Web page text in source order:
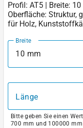
Profil: AT5 | Breite:
Oberfläche: Struktur,
für Holz,
Breite
10 mm
Länge
Bitte geben Sie einen
700 mm und 100000 mm